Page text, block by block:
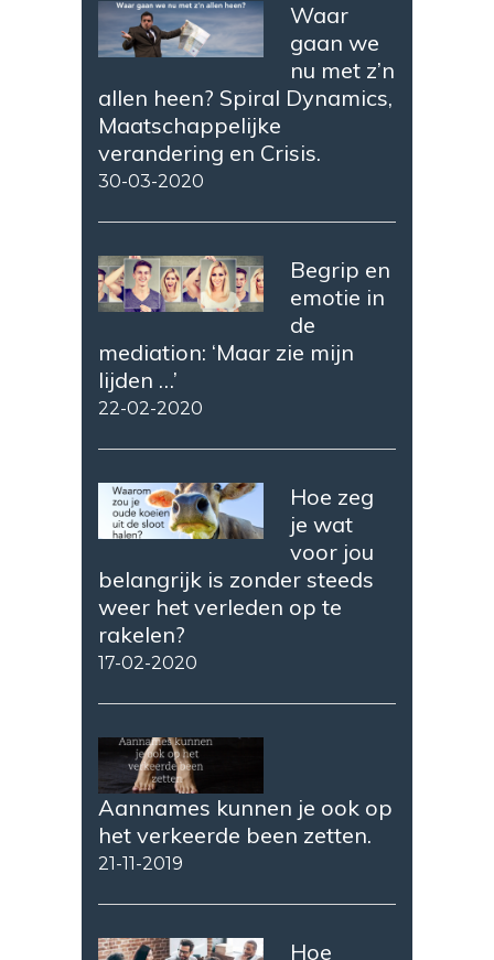
Waar
gaan we
nu met z’n
allen heen? Spiral Dynamics,
Maatschappelijke
verandering en Crisis.
30-03-2020
Begrip en
emotie in
de
mediation: ‘Maar zie mijn
lijden …’
22-02-2020
Hoe zeg
je wat
voor jou
belangrijk is zonder steeds
weer het verleden op te
rakelen?
17-02-2020
Aannames kunnen je ook op
het verkeerde been zetten.
21-11-2019
Hoe